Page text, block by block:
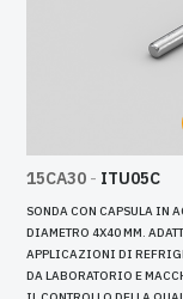
15CA30 - ITU05C
SONDA CON CAPSULA IN
DIAMETRO 4X40 MM.
APPLICAZIONI DI
DA LABORATORIO E